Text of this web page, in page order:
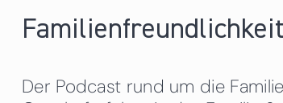
Der Podcast rund um die